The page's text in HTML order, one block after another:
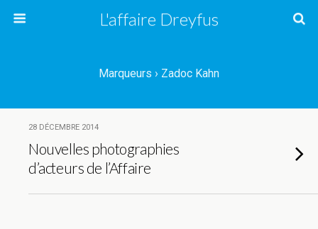
L'affaire Dreyfus
Marqueurs › Zadoc Kahn
28 DÉCEMBRE 2014
Nouvelles photographies
d’acteurs de l’Affaire